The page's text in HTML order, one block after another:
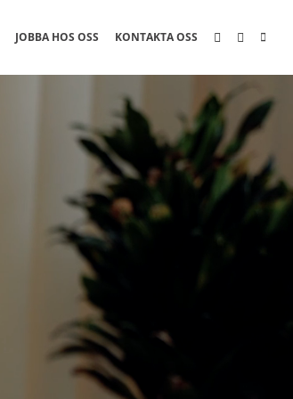
JOBBA HOS OSS KONTAKTA OSS